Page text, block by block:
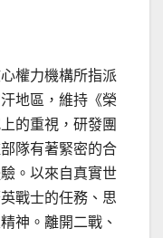
權力機構所指派
地區，維持《榮
的重視，研發團
隊有著緊密的合
。以來自真實世
戰士的任務、思
神。離開二戰、